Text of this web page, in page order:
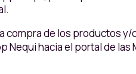
compra de los productos y/
hacia el portal de las